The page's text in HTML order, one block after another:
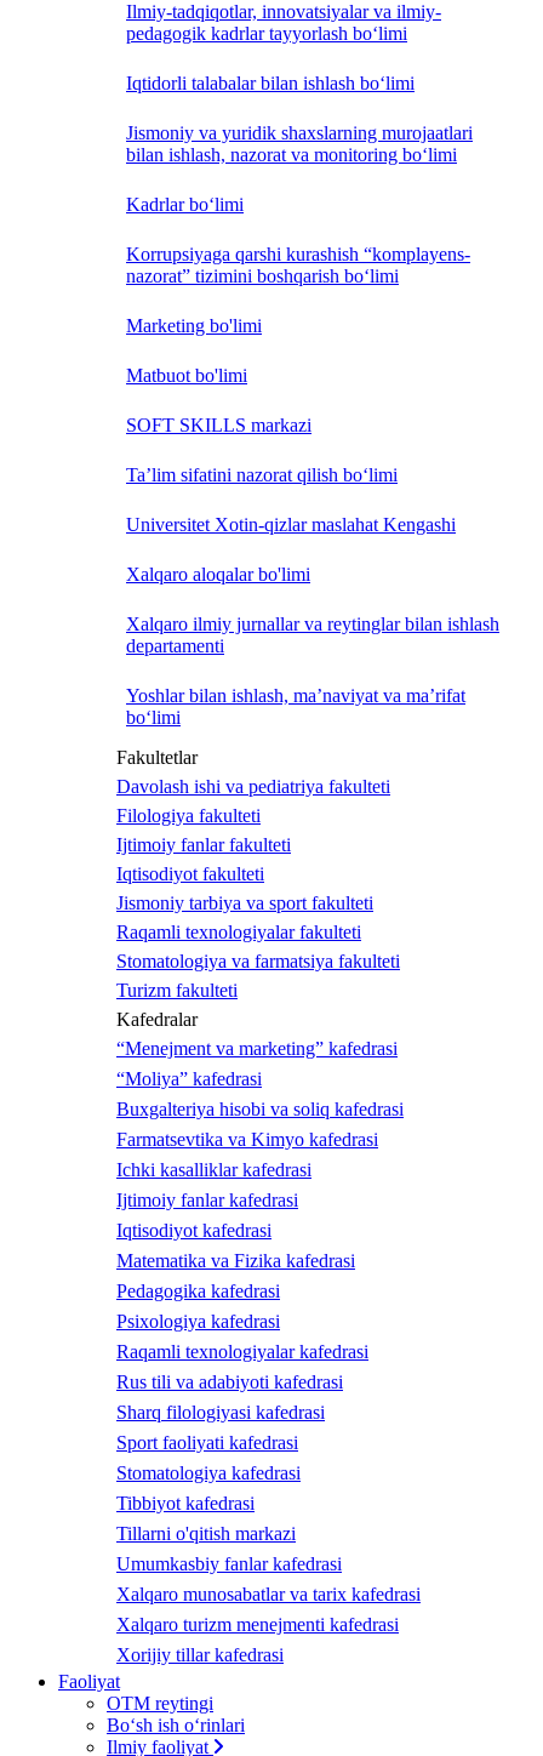
Ilmiy-tadqiqotlar, innovatsiyalar va ilmiy-
pedagogik kadrlar tayyorlash bo‘limi
Iqtidorli talabalar bilan ishlash bo‘limi
Jismoniy va yuridik shaxslarning murojaatlari
bilan ishlash, nazorat va monitoring bo‘limi
Kadrlar bo‘limi
Korrupsiyaga qarshi kurashish “komplayens-
nazorat” tizimini boshqarish bo‘limi
Marketing bo'limi
Matbuot bo'limi
SOFT SKILLS markazi
Ta’lim sifatini nazorat qilish bo‘limi
Universitet Xotin-qizlar maslahat Kengashi
Xalqaro aloqalar bo'limi
Xalqaro ilmiy jurnallar va reytinglar bilan ishlash
departamenti
Yoshlar bilan ishlash, ma’naviyat va ma’rifat
bo‘limi
Fakultetlar
Davolash ishi va pediatriya fakulteti
Filologiya fakulteti
Ijtimoiy fanlar fakulteti
Iqtisodiyot fakulteti
Jismoniy tarbiya va sport fakulteti
Raqamli texnologiyalar fakulteti
Stomatologiya va farmatsiya fakulteti
Turizm fakulteti
Kafedralar
“Menejment va marketing” kafedrasi
“Moliya” kafedrasi
Buxgalteriya hisobi va soliq kafedrasi
Farmatsevtika va Kimyo kafedrasi
Ichki kasalliklar kafedrasi
Ijtimoiy fanlar kafedrasi
Iqtisodiyot kafedrasi
Matematika va Fizika kafedrasi
Pedagogika kafedrasi
Psixologiya kafedrasi
Raqamli texnologiyalar kafedrasi
Rus tili va adabiyoti kafedrasi
Sharq filologiyasi kafedrasi
Sport faoliyati kafedrasi
Stomatologiya kafedrasi
Tibbiyot kafedrasi
Tillarni o'qitish markazi
Umumkasbiy fanlar kafedrasi
Xalqaro munosabatlar va tarix kafedrasi
Xalqaro turizm menejmenti kafedrasi
Xorijiy tillar kafedrasi
Faoliyat
OTM reytingi
Bo‘sh ish o‘rinlari
Ilmiy faoliyat